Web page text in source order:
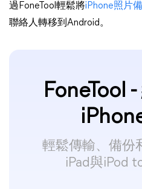
過FoneTool輕鬆將iPhone照片
聯絡人轉移到Android。
FoneTool
輕鬆傳輸、備份
iPad與iPod